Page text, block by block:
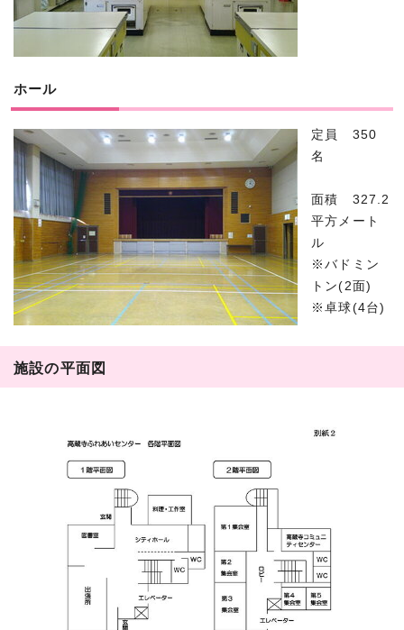
ホール
定員 350
名
面積 327.2
平方メート
ル
※バドミン
トン(2面)
※卓球(4台)
施設の平面図